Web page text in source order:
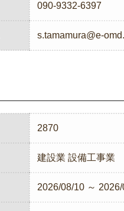
090-9332-6397
s.tamamura@e-
2870
建設業 設備工事業
2026/08/10 ～